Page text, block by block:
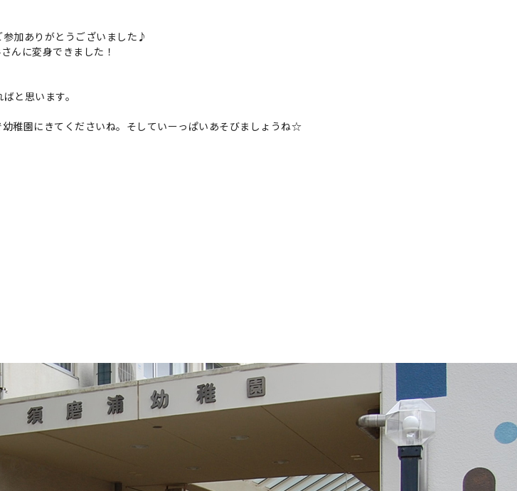
加ありがとうございました♪
んに変身できました！
と思います。
稚園にきてくださいね。そしていーっぱいあそびましょうね☆